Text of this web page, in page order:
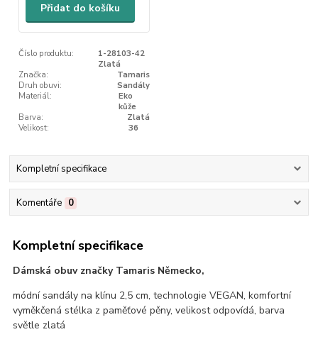
Přidat do košíku
Číslo produktu:
1-28103-42
Zlatá
Značka:
Tamaris
Druh obuvi:
Sandály
Materiál:
Eko
kůže
Barva:
Zlatá
Velikost:
36
Kompletní specifikace
Komentáře 0
Kompletní specifikace
Dámská obuv značky Tamaris Německo,
módní sandály na klínu 2,5 cm, technologie VEGAN, komfortní
vyměkčená stélka z paměťové pěny, velikost odpovídá, barva
světle zlatá